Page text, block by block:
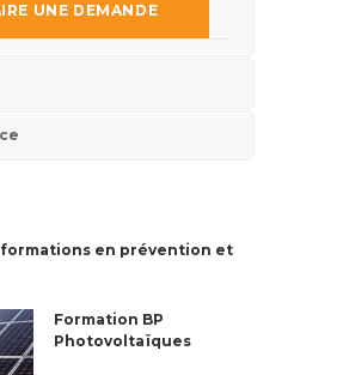
UNE DEMANDE
formations en prévention et
Formation BP
Photovoltaïques